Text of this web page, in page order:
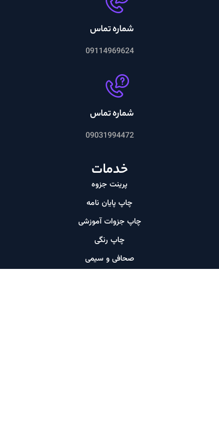
شماره تماس
09114969624
شماره تماس
09031994472
خدمات
پرینت جزوه
چاپ پایان نامه
چاپ جزوات آموزشی
چاپ رنگی
صحافی و سیمی